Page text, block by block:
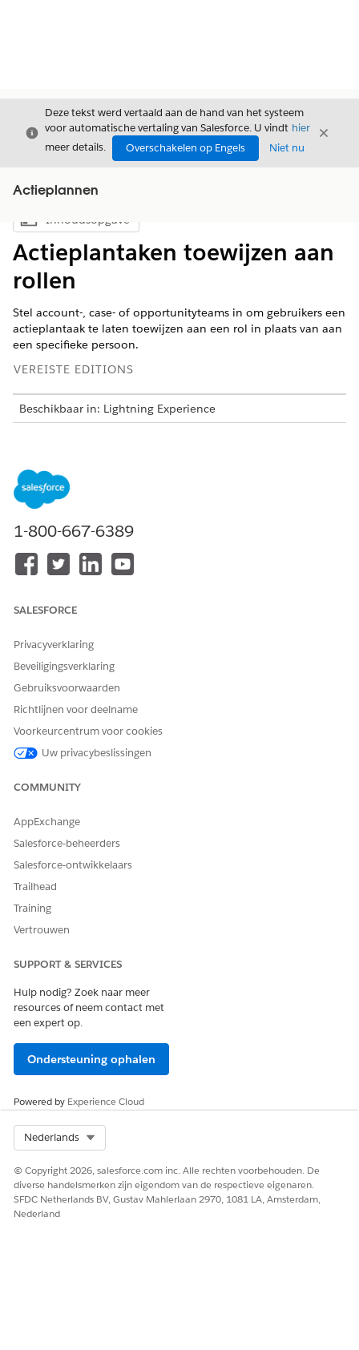
Sluiten
Deze tekst werd vertaald aan de hand van het systeem
voor automatische vertaling van Salesforce. U vindt hier
meer details.
Overschakelen op Engels Niet nu
Sluiten
Actieplannen
Inhoudsopgave weergeven
Inhoudsopgave
Actieplantaken toewijzen aan
rollen
Stel account-, case- of opportunityteams in om gebruikers een
actieplantaak te laten toewijzen aan een rol in plaats van aan
een specifieke persoon.
VEREISTE EDITIONS
Beschikbaar in: Lightning Experience
Manufacturing Cloud, Nonprofit Cloud en oplossingen voor
de openbare sector.
Actieplantaken toewijzen aan accountteamrollen
actieplantaak toe te wijzen aan een rol.
Stel opportunityteams in om de optie in te schakelen om
Actieplantaken toewijzen aan caseteamrollen
Stel caseteams in om de optie in te schakelen om een
actieplantaak toe te wijzen aan een rol.
HEEFT DIT ARTIKEL UW PROBLEEM OPGELOST?
1-800-667-6389
SALESFORCE
Privacyverklaring
Beveiligingsverklaring
Gebruiksvoorwaarden
Richtlijnen voor deelname
Voorkeurcentrum voor cookies
Uw privacybeslissingen
COMMUNITY
AppExchange
Salesforce-beheerders
Salesforce-ontwikkelaars
Trailhead
Training
Vertrouwen
SUPPORT & SERVICES
Hulp nodig? Zoek naar meer
resources of neem contact met
een expert op.
Ondersteuning ophalen
Powered by Experience Cloud
Nederlands
© Copyright 2026, salesforce.com inc. Alle rechten voorbehouden. De
diverse handelsmerken zijn eigendom van de respectieve eigenaren.
SFDC Netherlands BV, Gustav Mahlerlaan 2970, 1081 LA, Amsterdam,
Nederland